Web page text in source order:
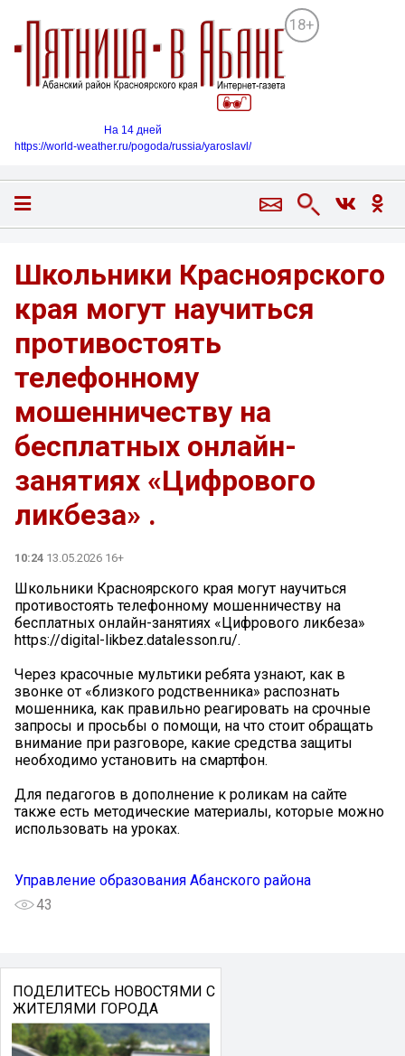
18+
На 14 дней
https://world-weather.ru/pogoda/russia/yaroslavl/
Школьники Красноярского
края могут научиться
противостоять
телефонному
мошенничеству на
бесплатных онлайн-
занятиях «Цифрового
ликбеза» .
10:24 13.05.2026 16+
Школьники Красноярского края могут научиться
противостоять телефонному мошенничеству на
бесплатных онлайн-занятиях «Цифрового ликбеза»
https://digital-likbez.datalesson.ru/.
Через красочные мультики ребята узнают, как в
звонке от «близкого родственника» распознать
мошенника, как правильно реагировать на срочные
запросы и просьбы о помощи, на что стоит обращать
внимание при разговоре, какие средства защиты
необходимо установить на смартфон.
Для педагогов в дополнение к роликам на сайте
также есть методические материалы, которые можно
использовать на уроках.
Управление образования Абанского района
43
ПОДЕЛИТЕСЬ НОВОСТЯМИ С
ЖИТЕЛЯМИ ГОРОДА